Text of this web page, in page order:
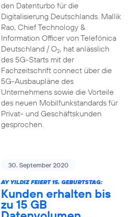
den Datenturbo für die
Digitalisierung Deutschlands. Mallik
Rao, Chief Technology &
Information Officer von Telefónica
Deutschland / O2, hat anlässlich
des 5G-Starts mit der
Fachzeitschrift connect über die
5G-Ausbaupläne des
Unternehmens sowie die Vorteile
des neuen Mobilfunkstandards für
Privat- und Geschäftskunden
gesprochen.
30. September 2020
AY YILDIZ FEIERT 15. GEBURTSTAG:
Kunden erhalten bis
zu 15 GB